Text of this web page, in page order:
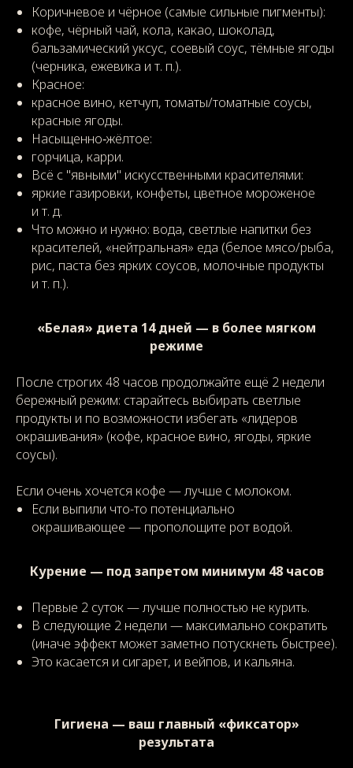
Коричневое и чёрное (самые сильные пигменты):
кофе, чёрный чай, кола, какао, шоколад,
бальзамический уксус, соевый соус, тёмные ягоды
(черника, ежевика и т. п.).
Красное:
красное вино, кетчуп, томаты/томатные соусы,
красные ягоды.
Насыщенно‑жёлтое:
горчица, карри.
Всё с "явными" искусственными красителями:
яркие газировки, конфеты, цветное мороженое
и т. д.
Что можно и нужно: вода, светлые напитки без
красителей, «нейтральная» еда (белое мясо/рыба,
рис, паста без ярких соусов, молочные продукты
и т. п.).
«Белая» диета 14 дней — в более мягком
режиме
После строгих 48 часов продолжайте ещё 2 недели
бережный режим: старайтесь выбирать светлые
продукты и по возможности избегать «лидеров
окрашивания» (кофе, красное вино, ягоды, яркие
соусы).
Если очень хочется кофе — лучше с молоком.
Если выпили что-то потенциально
окрашивающее — прополощите рот водой.
Курение — под запретом минимум 48 часов
Первые 2 суток — лучше полностью не курить.
В следующие 2 недели — максимально сократить
(иначе эффект может заметно потускнеть быстрее).
Это касается и сигарет, и вейпов, и кальяна.
Гигиена — ваш главный «фиксатор»
результата